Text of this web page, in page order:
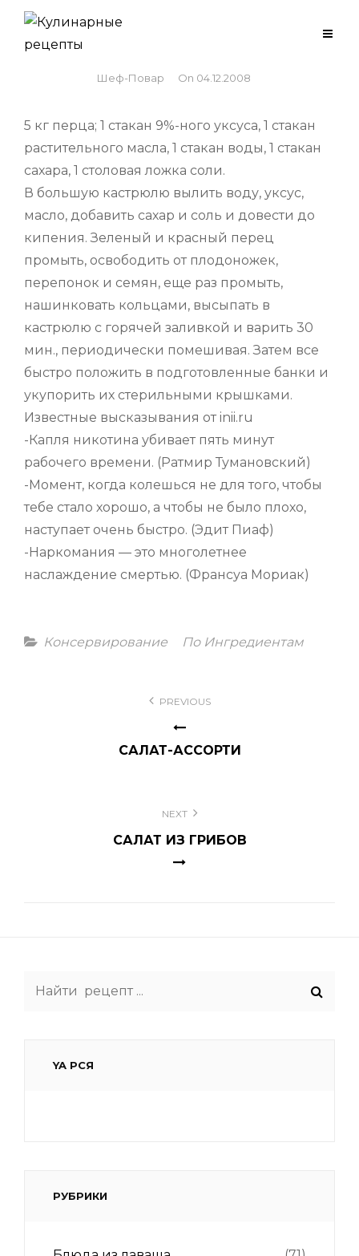
Skip
content
By
Шеф-Повар On 04.12.2008
5 кг перца; 1 стакан 9%-ного уксуса, 1 стакан
растительного масла, 1 стакан воды, 1 стакан
сахара, 1 столовая ложка соли.
В большую кастрюлю вылить воду, уксус,
масло, добавить сахар и соль и довести до
кипения. Зеленый и красный перец
промыть, освободить от плодоножек,
перепонок и семян, еще раз промыть,
нашинковать кольцами, высыпать в
кастрюлю с горячей заливкой и варить 30
мин., периодически помешивая. Затем все
быстро положить в подготовленные банки и
укупорить их стерильными крышками.
Известные высказывания от inii.ru
-Капля никотина убивает пять минут
рабочего времени. (Ратмир Тумановский)
-Момент, когда колешься не для того, чтобы
тебе стало хорошо, а чтобы не было плохо,
наступает очень быстро. (Эдит Пиаф)
-Наркомания — это многолетнее
наслаждение смертью. (Франсуа Мориак)
Categories
Консервирование По Ингредиентам
PREVIOUS
САЛАТ-АССОРТИ
NEXT
САЛАТ ИЗ ГРИБОВ
Search
YA РСЯ
РУБРИКИ